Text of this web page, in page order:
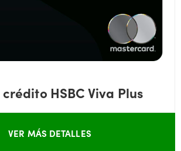
HSBC Viva Plus
VER MÁS DETALLES